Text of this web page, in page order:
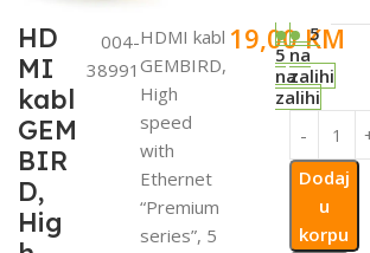
HD
MI
kabl
GEM
BIR
D,
Hig
004-
38991
HDMI kabl
GEMBIRD,
High
speed
with
Ethernet
“Premium
series”, 5
19,00KM
5
na
zalihi
5
na
zalihi
Dodaj
u
korpu